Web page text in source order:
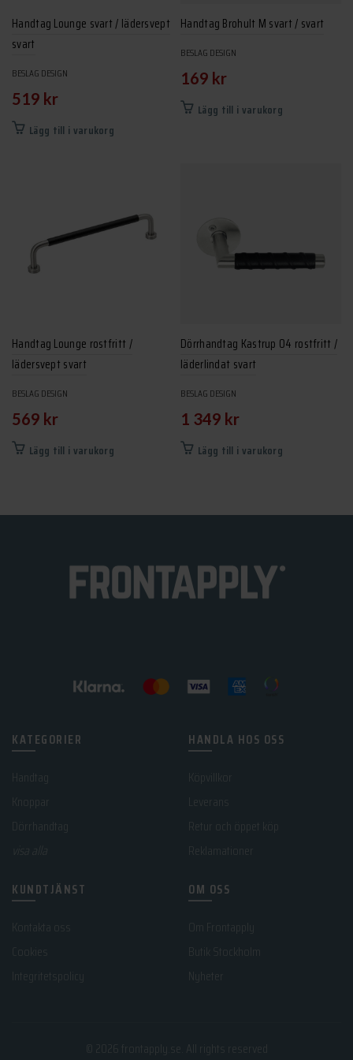
Handtag Lounge svart / lädersvept
svart
BESLAG DESIGN
519 kr
Lägg till i varukorg
Handtag Brohult M svart / svart
BESLAG DESIGN
169 kr
Lägg till i varukorg
Handtag Lounge rostfritt /
lädersvept svart
BESLAG DESIGN
569 kr
Lägg till i varukorg
Dörrhandtag Kastrup 04 rostfritt /
läderlindat svart
BESLAG DESIGN
1 349 kr
Lägg till i varukorg
KATEGORIER
Handtag
Dörrhandtag
HANDLA HOS OSS
Retur och öppet köp
Reklamationer
KUNDTJÄNST
Kontakta oss
Integritetspolicy
OM OSS
Om Frontapply
Butik Stockholm
Nyheter
frontapply.se . All rights reserved